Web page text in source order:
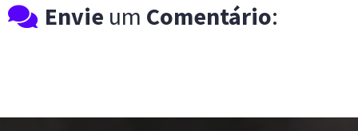
Envie um Comentário: